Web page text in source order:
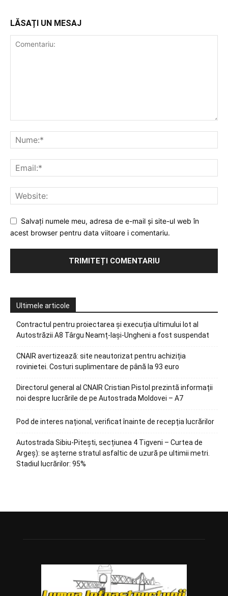
LĂSAȚI UN MESAJ
Salvați numele meu, adresa de e-mail și site-ul web în
acest browser pentru data viitoare i comentariu.
Ultimele articole
Contractul pentru proiectarea și execuția ultimului lot al
Autostrăzii A8 Târgu Neamț-Iași-Ungheni a fost suspendat
CNAIR avertizează: site neautorizat pentru achiziția
rovinietei. Costuri suplimentare de până la 93 euro
Directorul general al CNAIR Cristian Pistol prezintă informații
noi despre lucrările de pe Autostrada Moldovei – A7
Pod de interes național, verificat înainte de recepția lucrărilor
Autostrada Sibiu-Pitești, secțiunea 4 Tigveni – Curtea de
Argeș): se așterne stratul asfaltic de uzură pe ultimii metri.
Stadiul lucrărilor: 95%